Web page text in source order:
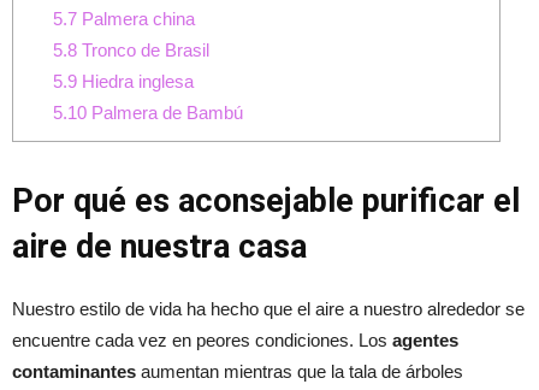
5.7Palmera china
5.8Tronco de Brasil
5.9Hiedra inglesa
5.10Palmera de Bambú
Por qué es aconsejable purificar el
aire de nuestra casa
Nuestro estilo de vida ha hecho que el aire a nuestro alrededor se
encuentre cada vez en peores condiciones. Los agentes
contaminantes aumentan mientras que la tala de árboles